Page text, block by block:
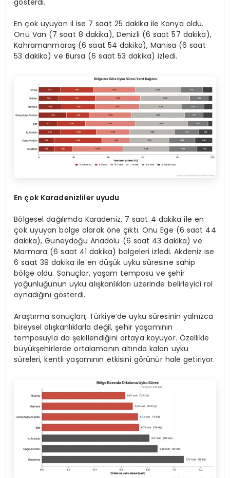
gösterdi.
En çok uyuyan il ise 7 saat 25 dakika ile Konya oldu.
Onu Van (7 saat 8 dakika), Denizli (6 saat 57 dakika),
Kahramanmaraş (6 saat 54 dakika), Manisa (6 saat
53 dakika) ve Bursa (6 saat 53 dakika) izledi.
En çok Karadenizliler uyudu
Bölgesel dağılımda Karadeniz, 7 saat 4 dakika ile en
çok uyuyan bölge olarak öne çıktı. Onu Ege (6 saat 44
dakika), Güneydoğu Anadolu (6 saat 43 dakika) ve
Marmara (6 saat 41 dakika) bölgeleri izledi. Akdeniz ise
6 saat 39 dakika ile en düşük uyku süresine sahip
bölge oldu. Sonuçlar, yaşam temposu ve şehir
yoğunluğunun uyku alışkanlıkları üzerinde belirleyici rol
oynadığını gösterdi.
Araştırma sonuçları, Türkiye’de uyku süresinin yalnızca
bireysel alışkanlıklarla değil, şehir yaşamının
temposuyla da şekillendiğini ortaya koyuyor. Özellikle
büyükşehirlerde ortalamanın altında kalan uyku
süreleri, kentli yaşamının etkisini görünür hale getiriyor.